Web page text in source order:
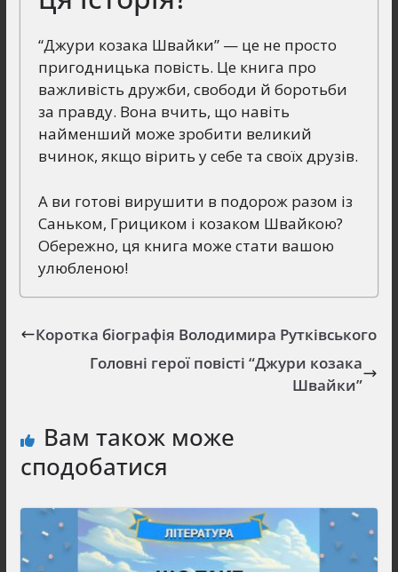
“Джури козака Швайки” — це не просто
пригодницька повість. Це книга про
важливість дружби, свободи й боротьби
за правду. Вона вчить, що навіть
найменший може зробити великий
вчинок, якщо вірить у себе та своїх друзів.
А ви готові вирушити в подорож разом із
Саньком, Грициком і козаком Швайкою?
Обережно, ця книга може стати вашою
улюбленою!
Коротка біографія Володимира Рутківського
Головні герої повісті “Джури козака
Швайки”
Вам також може
сподобатися